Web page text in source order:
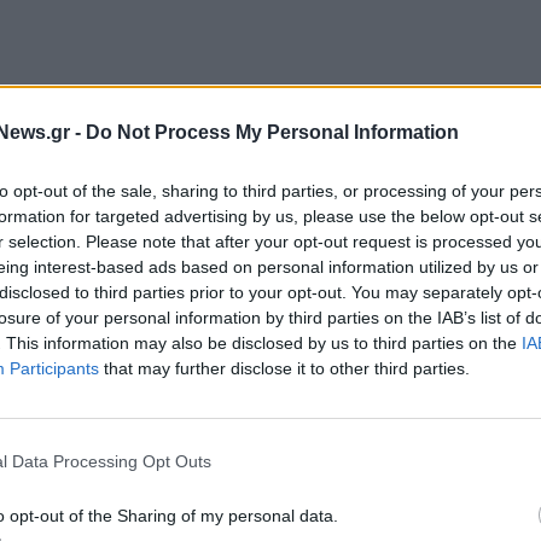
- Do Not Process My Personal Information
opt-out of the sale, sharing to third parties, or processing of your
for targeted advertising by us, please use the below opt-out
selection. Please note that after your opt-out request is processed
interest-based ads based on personal information utilized by us
to third parties prior to your opt-out. You may separately
of your personal information by third parties on the IAB’s list of
This information may also be disclosed by us to third parties on the
Participants that may further disclose it to other third parties.
Data Processing Opt Outs
opt-out of the Sharing of my personal data.
τους στόχους που θέτει: να μειώσει μέσα σε μια
αποφευχθούν, από 150.000 τον χρόνο σε
θνησιμότητας των επτά πιο φονικών
με το Ινστιτούτο.
τους καρκίνους που μπορούν να αποφευχθούν
προϊόντων καπνού.
τόνισε ότι οι τιμές των τσιγάρων θα
ακόμη περισσότερες περιοχές όπου θα